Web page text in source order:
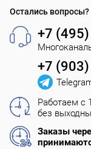
Остались вопросы?
+7
+7
Работаем с
без
Заказы